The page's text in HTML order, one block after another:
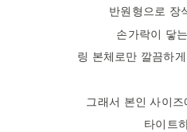
반원형으로 장
손가락이 닿
링 본체로만 깔끔하
그래서 본인 사이즈
타이트